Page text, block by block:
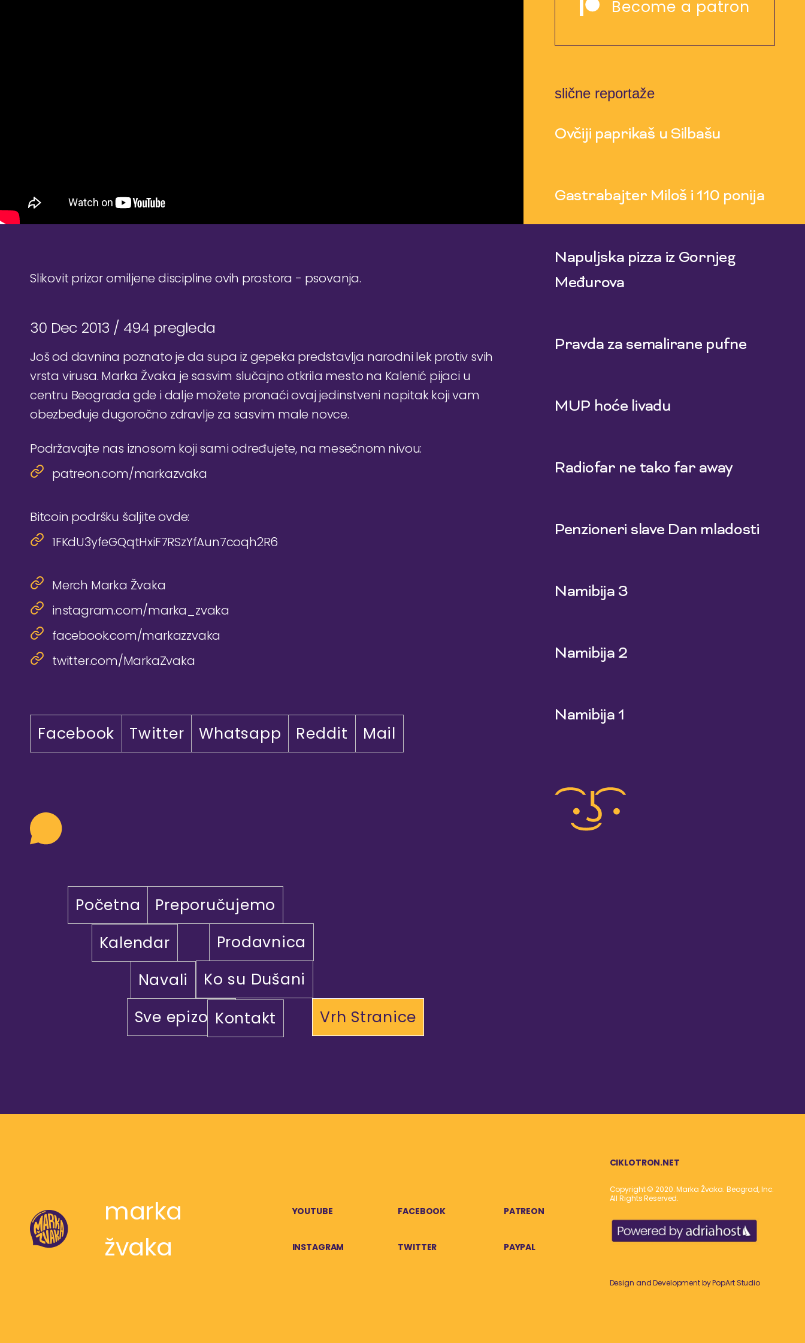
Slikovit prizor omiljene discipline ovih prostora - psovanja.
30 Dec 2013 / 494 pregleda
Još od davnina poznato je da supa iz gepeka predstavlja narodni lek protiv svih
vrsta virusa. Marka Žvaka je sasvim slučajno otkrila mesto na Kalenić pijaci u
centru Beograda gde i dalje možete pronaći ovaj jedinstveni napitak koji vam
obezbeđuje dugoročno zdravlje za sasvim male novce.
Podržavajte nas iznosom koji sami određujete, na mesečnom nivou:
patreon.com/markazvaka
Bitcoin podršku šaljite ovde:
1FKdU3yfeGQqtHxiF7RSzYfAun7coqh2R6
Merch Marka Žvaka
instagram.com/marka_zvaka
facebook.com/markazzvaka
twitter.com/MarkaZvaka
Facebook Twitter Whatsapp Reddit Mail
Početna
Preporučujemo
Kalendar
Prodavnica
Navali
Ko su Dušani
Sve epizodeKontakt Vrh Stranice
Become a patron
slične reportaže
Ovčiji paprikaš u Silbašu
Gastrabajter Miloš i 110 ponija
Napuljska pizza iz Gornjeg
Međurova
Pravda za semalirane pufne
MUP hoće livadu
Radiofar ne tako far away
Penzioneri slave Dan mladosti
Namibija 3
Namibija 2
Namibija 1
marka
žvaka
YOUTUBE FACEBOOK PATREON
INSTAGRAM TWITTER PAYPAL
CIKLOTRON.NET
Copyright © 2020. Marka Žvaka. Beograd, Inc.
All Rights Reserved.
Design and Development byPopArt Studio